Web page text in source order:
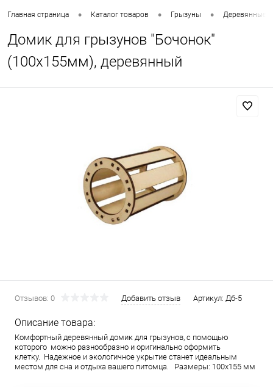
Главная страница • Каталог товаров • Грызуны • Деревянные
Домик для грызунов "Бочонок"
(100х155мм), деревянный
Отзывов: 0 Добавить отзыв Артикул: Дб-5
Описание товара:
Комфортный деревянный домик для грызунов, с помощью
которого можно разнообразно и оригинально оформить
клетку. Надежное и экологичное укрытие станет идеальным
местом для сна и отдыха вашего питомца. Размеры: 100х155 мм